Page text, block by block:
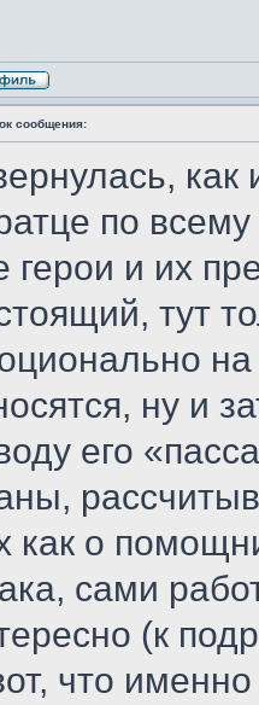
сообщения:
по
герои и их
тут
на
ну и
его
как о
сами
(к
что